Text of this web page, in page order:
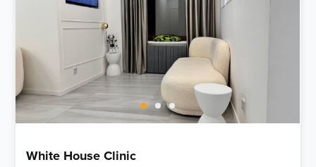
White House Clinic